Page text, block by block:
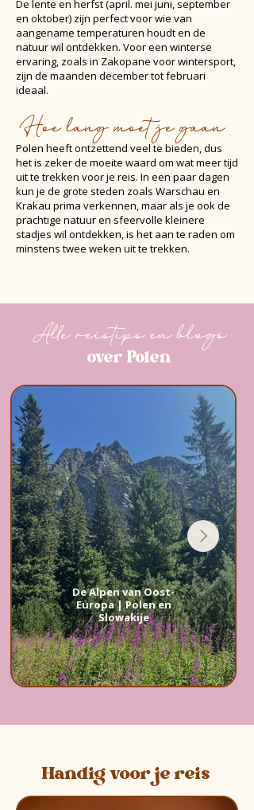
De lente en herfst (april. mei juni, september
en oktober) zijn perfect voor wie van
aangename temperaturen houdt en de
natuur wil ontdekken. Voor een winterse
ervaring, zoals in Zakopane voor wintersport,
zijn de maanden december tot februari
ideaal.
Hoe lang moet je gaan
Polen heeft ontzettend veel te bieden, dus
het is zeker de moeite waard om wat meer tijd
uit te trekken voor je reis. In een paar dagen
kun je de grote steden zoals Warschau en
Krakau prima verkennen, maar als je ook de
prachtige natuur en sfeervolle kleinere
stadjes wil ontdekken, is het aan te raden om
minstens twee weken uit te trekken.
Alle reistips en blogs
over Polen
De Alpen van Oost-
Europa | Polen en
Slowakije
Handig voor je reis